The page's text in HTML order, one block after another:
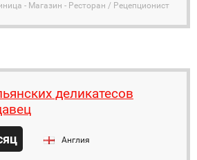
- Магазин - Ресторан / Рецепционист
деликатесов
Англия